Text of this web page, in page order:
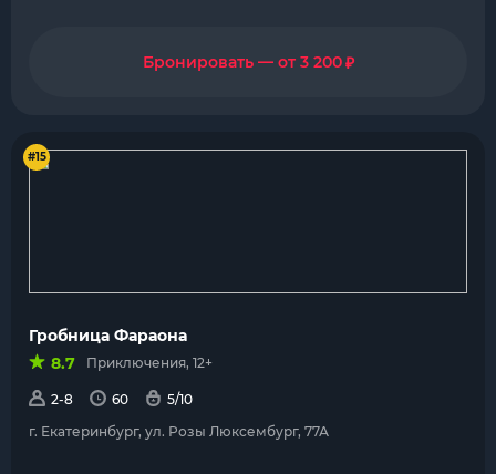
Бронировать — от 3 200₽
#15
Гробница Фараона
8.7
Приключения, 12+
2-8 60
5/10
г. Екатеринбург, ул. Розы Люксембург, 77А